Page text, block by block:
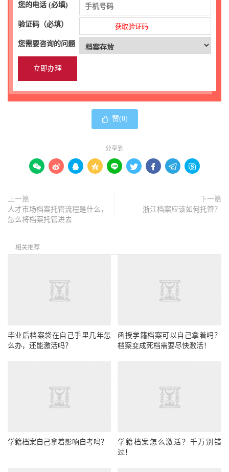
您的电话 (必填)
验证码（必填） 获取验证码
您需要咨询的问题
赞(0)
分享到
        
上一篇
人才市场档案托管流程是什么，
怎么将档案托管进去
下一篇
浙江档案应该如何托管？
相关推荐
毕业后档案袋在自己手里几年怎
么办，还能激活吗？
函授学籍档案可以自己拿着吗？
档案变成死档需要尽快激活！
学籍档案自己拿着影响自考吗？
学籍档案怎么激活？千万别错
过！